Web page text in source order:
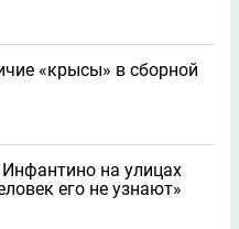
«крысы» в сборной
на улицах
его не узнают»